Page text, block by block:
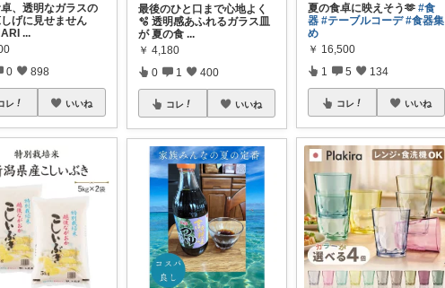
、透明なガラスの
げに見せません
...
0 898
レ いいね
最後のひと口まで心地よく
🫧 透明感あふれるガラス皿
が 夏の食 ...
￥ 4,180
0 1 400
コレ いいね
夏の食卓に映えそう🫶#食
器 #テーブルコーデ #食器集
め
￥ 16,500
1 5 134
コレ いいね